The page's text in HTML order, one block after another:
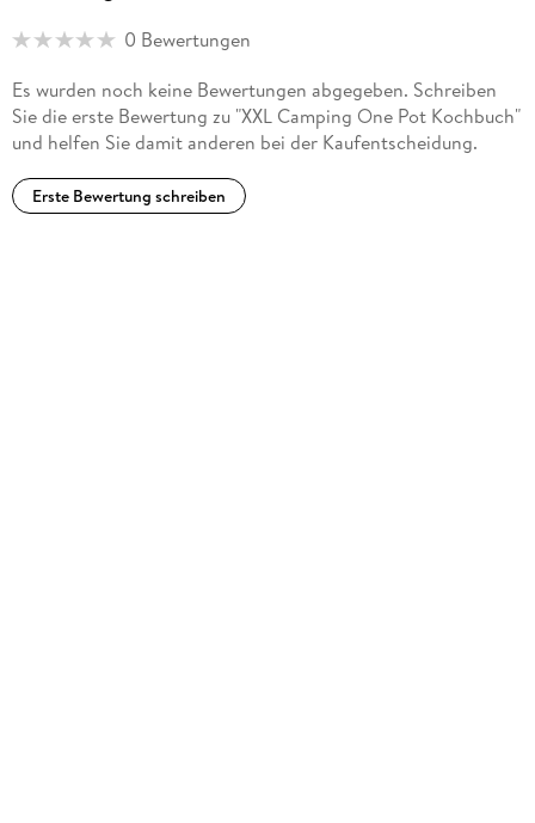
0 Bewertungen
Es wurden noch keine Bewertungen abgegeben. Schreiben
Sie die erste Bewertung zu "XXL Camping One Pot Kochbuch"
und helfen Sie damit anderen bei der Kaufentscheidung.
Erste Bewertung schreiben